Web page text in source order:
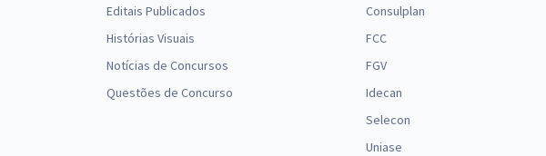
Editais Publicados
Histórias Visuais
Notícias de Concursos
Questões de Concurso
Consulplan
FCC
FGV
Idecan
Selecon
Uniase